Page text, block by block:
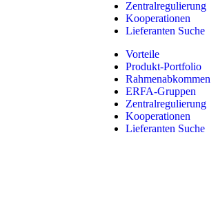
Zentralregulierung
Kooperationen
Lieferanten Suche
Vorteile
Produkt-Portfolio
Rahmenabkommen
ERFA-Gruppen
Zentralregulierung
Kooperationen
Lieferanten Suche